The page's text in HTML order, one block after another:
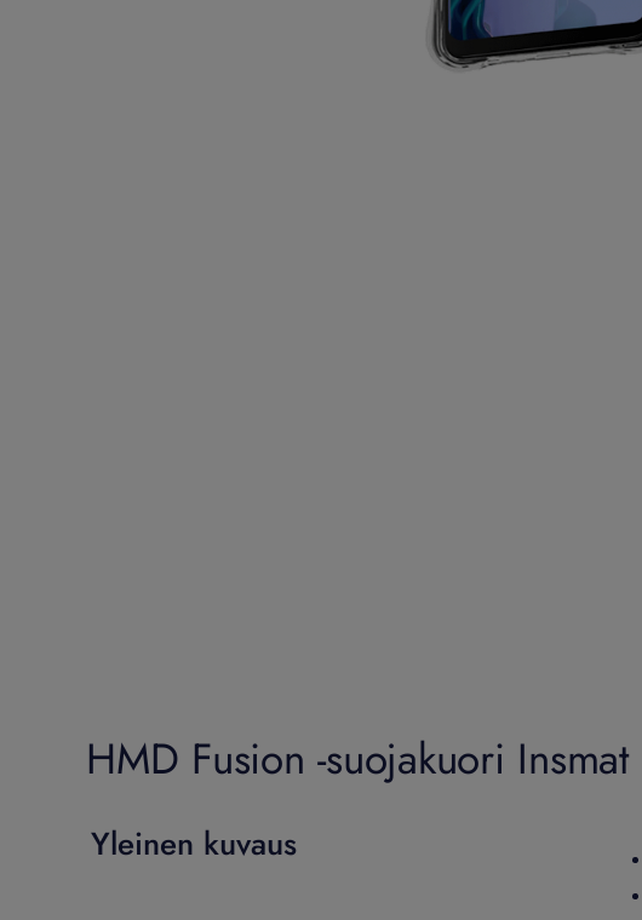
HMD Fusion -suojakuori
Yleinen kuvaus